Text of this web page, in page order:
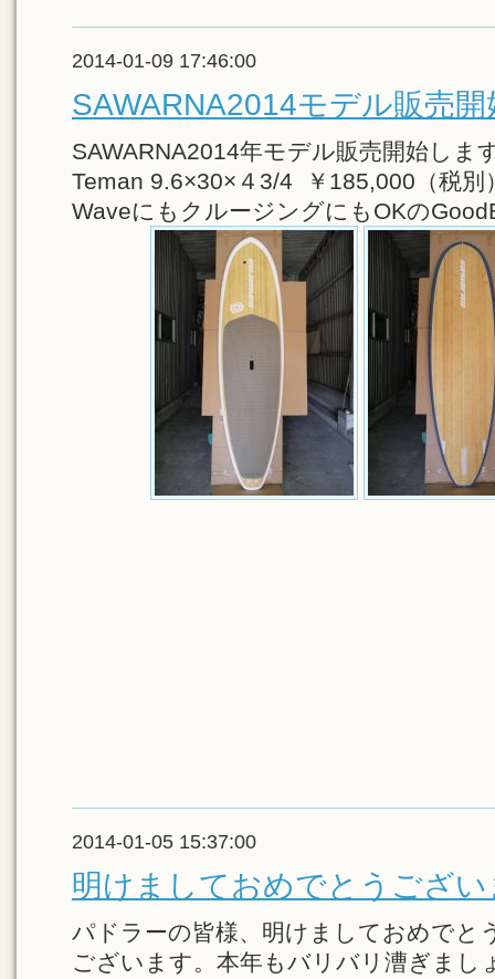
2014-01-09 17:46:00
SAWARNA2014モデル販売開
SAWARNA2014年モデル販売開始し
Teman 9.6×30×４3/4 ￥185,000（税別
WaveにもクルージングにもOKの
2014-01-05 15:37:00
明けましておめでとうござい
パドラーの皆様、明けましておめでと
ございます。本年もバリバリ漕ぎまし